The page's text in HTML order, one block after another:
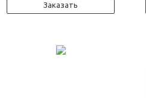
Заказать